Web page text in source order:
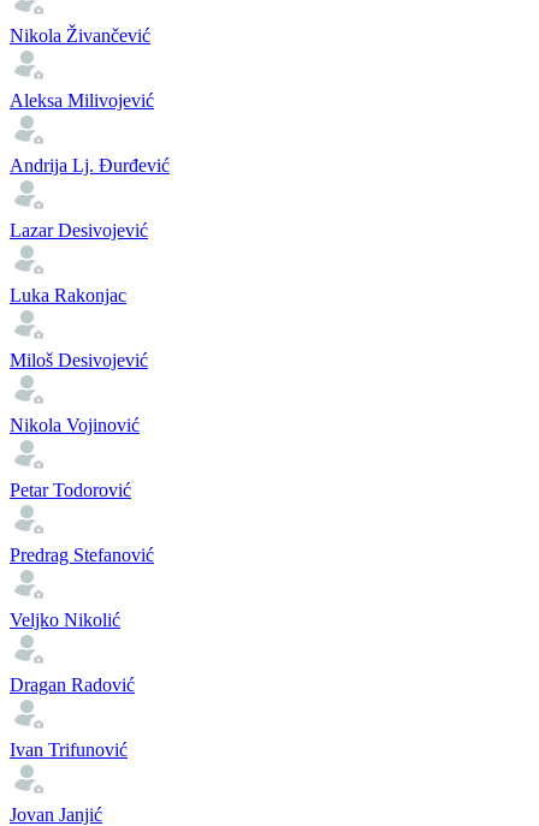
Nikola Živančević
Aleksa Milivojević
Andrija Lj. Đurđević
Lazar Desivojević
Luka Rakonjac
Miloš Desivojević
Nikola Vojinović
Petar Todorović
Predrag Stefanović
Veljko Nikolić
Dragan Radović
Ivan Trifunović
Jovan Janjić